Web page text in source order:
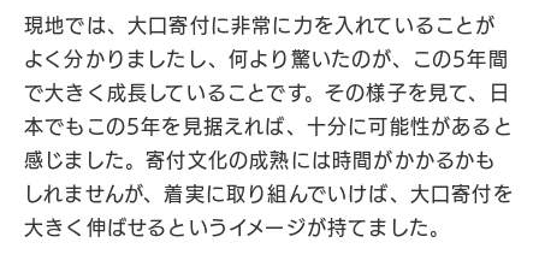
現地では、大口寄付に非常に力を入れていることが
よく分かりましたし、何より驚いたのが、この5年間
で大きく成長していることです。その様子を見て、日
本でもこの5年を見据えれば、十分に可能性があると
感じました。寄付文化の成熟には時間がかかるかも
しれませんが、着実に取り組んでいけば、大口寄付を
大きく伸ばせるというイメージが持てました。